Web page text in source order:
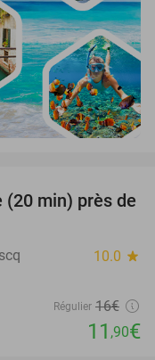
26%
(20 min) près de
10.0 star
Régulier 16€
11 ,90€